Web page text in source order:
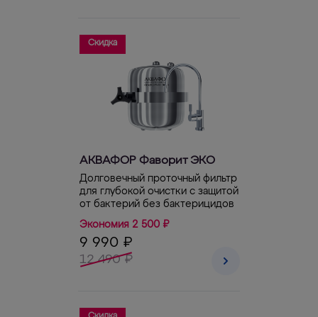
Скидка
АКВАФОР Фаворит ЭКО
Долговечный проточный фильтр
для глубокой очистки с защитой
от бактерий без бактерицидов
Экономия 2 500 ₽
9 990 ₽
12 490 ₽